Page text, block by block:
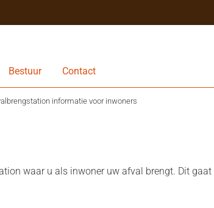
Bestuur Contact
informatie voor inwoners
waar u als inwoner uw afval brengt. Dit gaat